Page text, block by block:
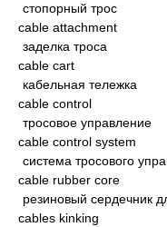
стопорный трос
cable attachment
заделка троса
cable cart
кабельная тележка
cable control
тросовое управление
cable control system
система тросового
cable rubber core
резиновый сердечник
cables kinking